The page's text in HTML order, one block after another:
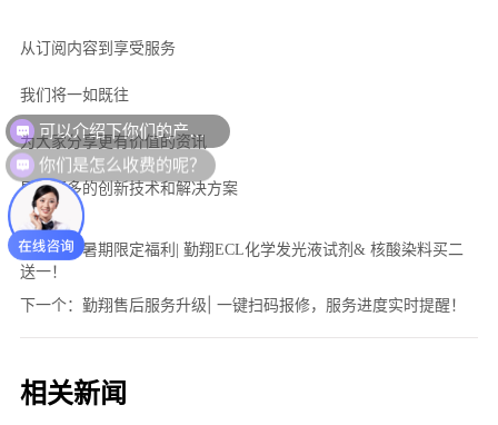
以前的：暑期限定福利| 勤翔ECL化学发光液试剂& 核酸染料买二
送一！
下一个：勤翔售后服务升级| 一键扫码报修，服务进度实时提醒！
相关新闻
可以介绍下你们的产品么？
你们是怎么收费的呢？